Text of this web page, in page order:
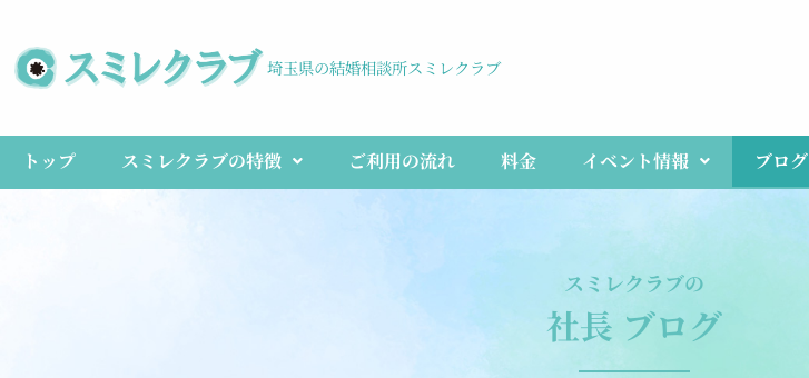
埼玉県の結婚相談所スミレクラブ
トップ スミレクラブの特徴 ご利用の流れ 料金 イベント情報 ブログ
スミレクラブの
社長 ブログ